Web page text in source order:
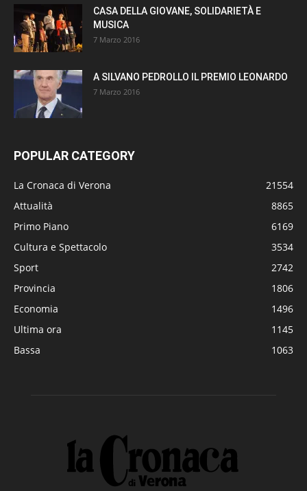
CASA DELLA GIOVANE, SOLIDARIETÀ E
MUSICA
7 Marzo 2016
A SILVANO PEDROLLO IL PREMIO LEONARDO
7 Marzo 2016
POPULAR CATEGORY
La Cronaca di Verona
21554
Attualità
8865
Primo Piano
6169
Cultura e Spettacolo
3534
Sport
2742
Provincia
1806
Economia
1496
Ultima ora
1145
Bassa
1063